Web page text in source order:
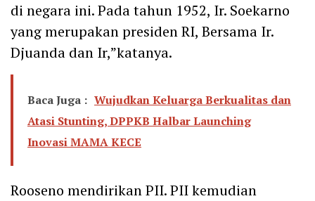
di negara ini. Pada tahun 1952, Ir. Soekarno
yang merupakan presiden RI, Bersama Ir.
Djuanda dan Ir,”katanya.
Baca Juga : Wujudkan Keluarga Berkualitas dan
Atasi Stunting, DPPKB Halbar Launching
Inovasi MAMA KECE
Rooseno mendirikan PII. PII kemudian